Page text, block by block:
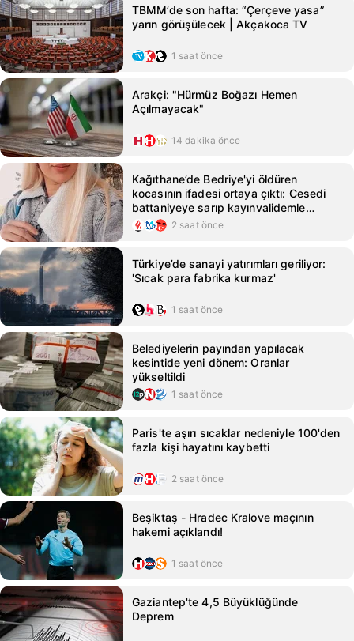
TBMM’de son hafta: “Çerçeve yasa”
yarın görüşülecek | Akçakoca TV
1 saat önce
Arakçi: "Hürmüz Boğazı Hemen
Açılmayacak"
14 dakika önce
Kağıthane’de Bedriye'yi öldüren
kocasının ifadesi ortaya çıktı: Cesedi
battaniyeye sarıp kayınvalidemle
sohbet ettim2 saat önce
Türkiye’de sanayi yatırımları geriliyor:
'Sıcak para fabrika kurmaz'
1 saat önce
Belediyelerin payından yapılacak
kesintide yeni dönem: Oranlar
yükseltildi
1 saat önce
Paris'te aşırı sıcaklar nedeniyle 100'den
fazla kişi hayatını kaybetti
2 saat önce
Beşiktaş - Hradec Kralove maçının
hakemi açıklandı!
1 saat önce
Gaziantep'te 4,5 Büyüklüğünde
Deprem